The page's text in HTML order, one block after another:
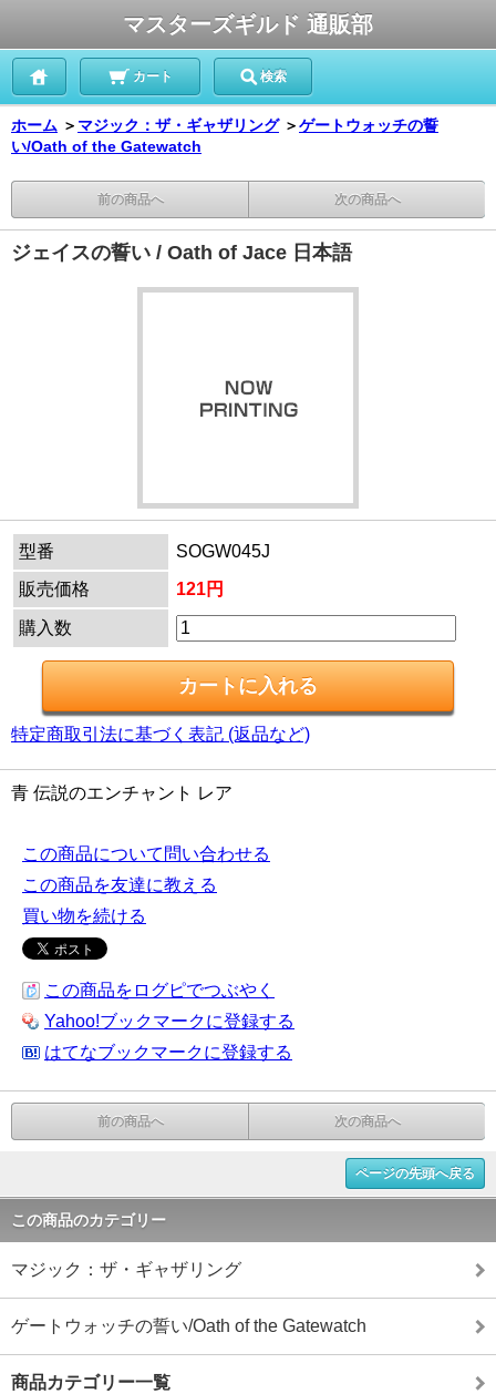
マスターズギルド 通販部
カート 検索
ホーム ＞ マジック：ザ・ギャザリング ＞ゲートウォッチの誓
い/Oath of the Gatewatch
前の商品へ 次の商品へ
ジェイスの誓い / Oath of Jace 日本語
型番
SOGW045J
販売価格
121円
購入数
特定商取引法に基づく表記 (返品など)
青 伝説のエンチャント レア
この商品について問い合わせる
この商品を友達に教える
買い物を続ける
この商品をログピでつぶやく
Yahoo!ブックマークに登録する
はてなブックマークに登録する
前の商品へ 次の商品へ
ページの先頭へ戻る
この商品のカテゴリー
マジック：ザ・ギャザリング
ゲートウォッチの誓い/Oath of the Gatewatch
商品カテゴリー一覧